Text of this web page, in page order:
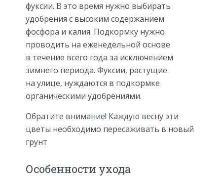
фуксии. В это время нужно выбирать
удобрения с высоким содержанием
фосфора и калия. Подкормку нужно
проводить на еженедельной основе
в течение всего года за исключением
зимнего периода. Фуксии, растущие
на улице, нуждаются в подкормке
органическими удобрениями.
Обратите внимание! Каждую весну эти
цветы необходимо пересаживать в новый
грунт
Особенности ухода